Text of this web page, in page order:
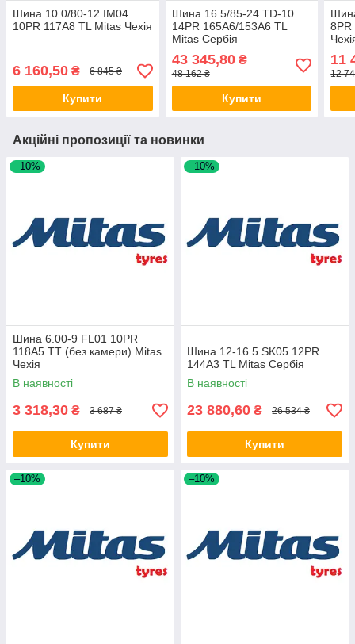
Шина 10.0/80-12 IM04
10PR 117A8 TL Mitas Чехія
6 160,50 ₴ 6 845 ₴
Купити
Шина 16.5/85-24 TD-10
14PR 165A6/153A6 TL
Mitas Сербія
43 345,80₴
48 162 ₴
Купити
8PR
11
12
Акційні пропозиції та новинки
–10%
Шина 6.00-9 FL01 10PR
118A5 TT (без камери) Mitas
Чехія
В наявності
3 318,30 ₴ 3 687 ₴
Купити
–10%
Шина 12-16.5 SK05 12PR
144A3 TL Mitas Сербія
В наявності
23 880,60 ₴ 26 534 ₴
Купити
–10% –10%